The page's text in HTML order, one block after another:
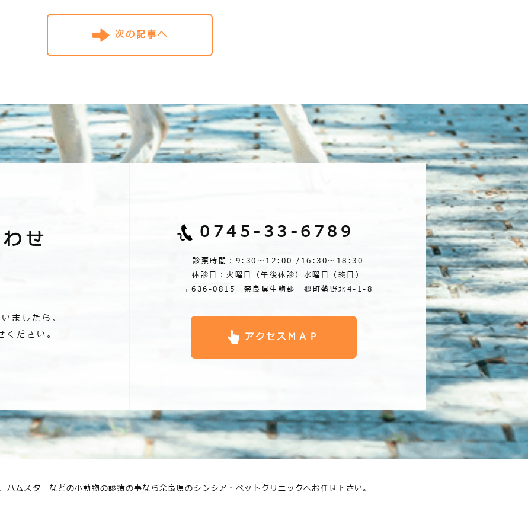
次の記事へ
せ
ましたら、
ださい。
0745-33-6789
診察時間：9:30～12:00 /16:30～18:30
休診日：火曜日（午後休診）水曜日（終日）
〒636-0815 奈良県生駒郡三郷町勢野北4-1-8
アクセスＭＡＰ
ハムスターなどの小動物の診療の事なら奈良県のシンシア・ペットクリニックへお任せ下さい。